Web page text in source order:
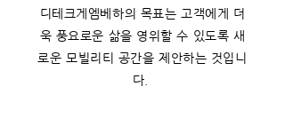
디테크게엠베하의 목표는 고객에게 더
욱 풍요로운 삶을 영위할 수 있도록 새
로운 모빌리티 공간을 제안하는 것입니
다.